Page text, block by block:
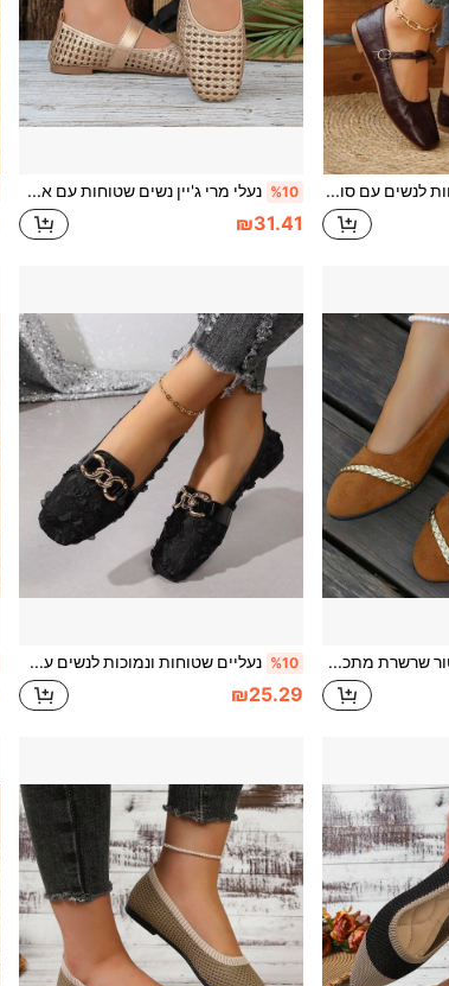
נעלי מרי ג'יין שטוחות לנשים עם סוליה רכה, עור שמן שעווה מקומט, פפיון, קצה מרובע, גב נמוך, רצועה דקה, סגנון וינטג' ליומיום לכל העונות, חום כהה, עור PU %10 נעלי מרי ג'יין נשים שטוחות עם אבזם מתכת חלול מאוורר, עיצוב ריבועי, סגנון צרפתי קיץ, צבע שמפניה זהב, PU רך, נעלי נסיעות
₪31.41
נעלי נשים עם עיטור שרשרת מתכת, צבע אחיד, קצה עגול, גב נמוך, עקב וג' שחור, סגנון אלגנטי לעבודה וללבישה יומיומית, חומר זמש מלאכותי חום סתיו, נעלי נסיעות %10 נעליים שטוחות ונמוכות לנשים עם אבזם מתכת ותלת מימד מובלט בדוגמת תחרה פרחונית, שוליים מרובעים, גמישות לדייטים, נסיעות, משרד, כל עונות השנה, בד רשת שחור
₪25.29